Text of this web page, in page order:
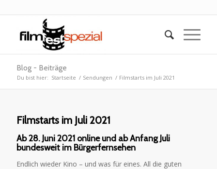
Blog - Beiträge
Du bist hier: Startseite / Sendungen / Filmstarts im Juli 2021
Filmstarts im Juli 2021
Ab 28. Juni 2021 online und ab Anfang Juli
bundesweit im Bürgerfernsehen
Endlich wieder Kino – und was für eines. All die guten